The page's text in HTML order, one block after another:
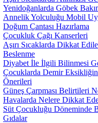
Yenidoğanlarda Göbek
Annelik Yolculuğu Mobil
Doğum Çantası Hazırlama
Çocukluk Çağı Kanserleri
Aşırı Sıcaklarda Dikkat
Beslenme
Diyabet İle İlgili Bilinmesi
Çocuklarda Demir
Önerileri
Güneş Çarpması Belirtileri
Havalarda Nelere Dikkat
Süt Çocukluğu Döneminde
Gıdalar